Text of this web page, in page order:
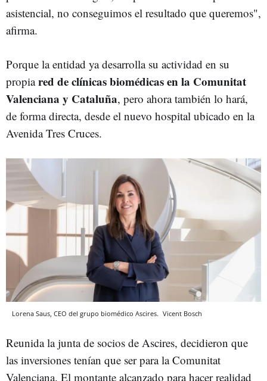
asistencial, no conseguimos el resultado que queremos",
afirma.
Porque la entidad ya desarrolla su actividad en su
propiared de clínicas biomédicas en la Comunitat
Valenciana y Cataluña, pero ahora también lo hará,
de forma directa, desde el nuevo hospital ubicado en la
Avenida Tres Cruces.
Lorena Saus, CEO del grupo biomédico Ascires. Vicent Bosch
Reunida la junta de socios de Ascires, decidieron que
las inversiones tenían que ser para la Comunitat
Valenciana. El montante alcanzado para hacer realidad